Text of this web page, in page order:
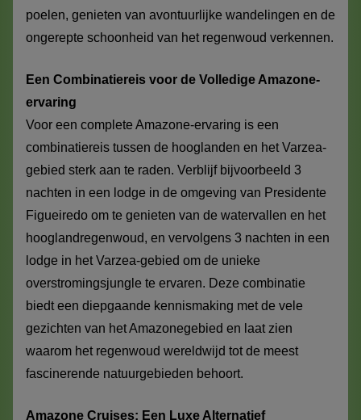
poelen, genieten van avontuurlijke wandelingen en de
ongerepte schoonheid van het regenwoud verkennen.
Een Combinatiereis voor de Volledige Amazone-
ervaring
Voor een complete Amazone-ervaring is een
combinatiereis tussen de hooglanden en het Varzea-
gebied sterk aan te raden. Verblijf bijvoorbeeld 3
nachten in een lodge in de omgeving van Presidente
Figueiredo om te genieten van de watervallen en het
hooglandregenwoud, en vervolgens 3 nachten in een
lodge in het Varzea-gebied om de unieke
overstromingsjungle te ervaren. Deze combinatie
biedt een diepgaande kennismaking met de vele
gezichten van het Amazonegebied en laat zien
waarom het regenwoud wereldwijd tot de meest
fascinerende natuurgebieden behoort.
Amazone Cruises: Een Luxe Alternatief